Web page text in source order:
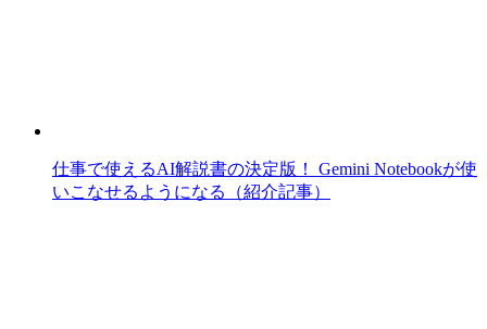
仕事で使えるAI解説書の決定版！ Gemini Notebookが使
いこなせるようになる（紹介記事）